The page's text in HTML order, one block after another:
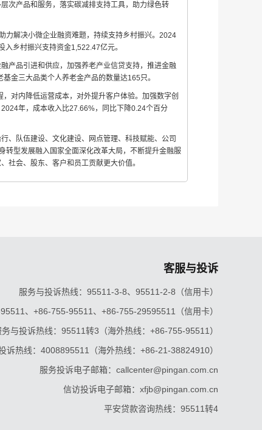
次产品和服务，落实碳减排支持工具，助力绿色转
力解决小微企业融资难题，持续支持乡村振兴。2024
乡村振兴支持资金1,522.47亿元。
产品引进和供应，加强养老产业信贷支持，推进金融
金三大品类个人养老金产品的数量达165只。
对内降低运营成本，对外提升客户体验。加强数字创
年，成本收入比27.66%，同比下降0.24个百分
、队伍建设、文化建设、网点管理、科技赋能、公司
转型发展融入国家全面深化改革大局，不断提升金融服
社会、股东、客户和员工贡献更大价值。
客服与投诉
服务与投诉热线：95511-3-8、95511-2-8（信用卡）
、+86-755-95511、+86-755-29595511（信用卡）
与投诉热线：95511转3（海外热线：+86-755-95511）
诉热线：4008895511（海外热线：+86-21-38824910）
服务投诉电子邮箱：callcenter@pingan.com.cn
信访投诉电子邮箱：xfjb@pingan.com.cn
平安贷款咨询热线：95511转4